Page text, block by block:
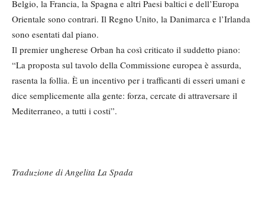
Belgio, la Francia, la Spagna e altri Paesi baltici e dell’Europa
Orientale sono contrari. Il Regno Unito, la Danimarca e l’Irlanda
sono esentati dal piano.
Il premier ungherese Orban ha così criticato il suddetto piano:
“La proposta sul tavolo della Commissione europea è assurda,
rasenta la follia. È un incentivo per i trafficanti di esseri umani e
dice semplicemente alla gente: forza, cercate di attraversare il
Mediterraneo, a tutti i costi”.
Traduzione di Angelita La Spada